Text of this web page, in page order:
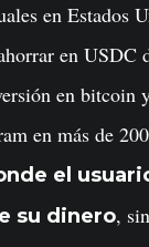
en Estados
en USDC
en bitcoin
en más de
el
su dinero,